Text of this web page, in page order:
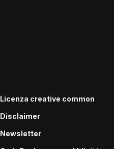
Licenza creative common
Disclaimer
Newsletter